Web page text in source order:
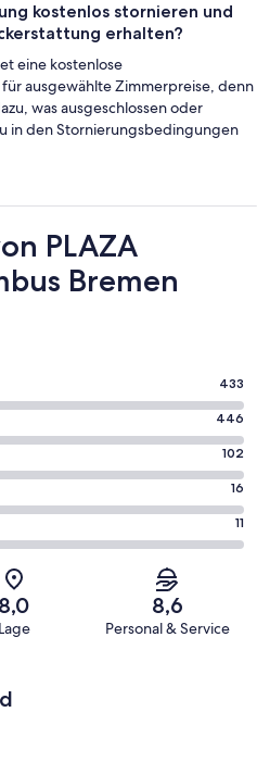
kostenlos stornieren und
erhalten?
eine kostenlose
ausgewählte Zimmerpreise, denn
was ausgeschlossen oder
in den Stornierungsbedingungen
PLAZA
Bremen
433
446
102
16
11
8,0
Lage
8,6
Personal & Service